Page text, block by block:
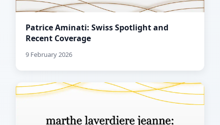
Patrice Aminati: Swiss Spotlight and
Recent Coverage
9 February 2026